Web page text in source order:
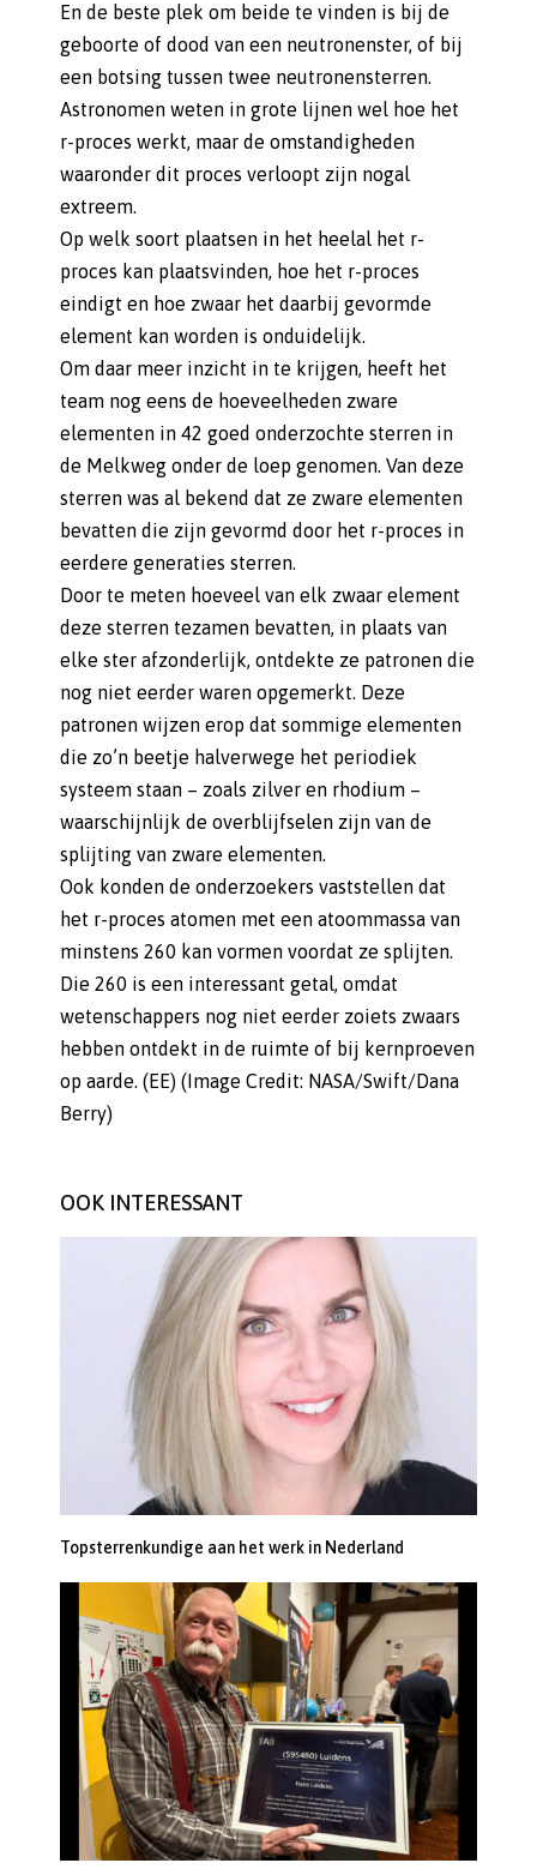
En de beste plek om beide te vinden is bij de
geboorte of dood van een neutronenster, of bij
een botsing tussen twee neutronensterren.
Astronomen weten in grote lijnen wel hoe het
r-proces werkt, maar de omstandigheden
waaronder dit proces verloopt zijn nogal
extreem.
Op welk soort plaatsen in het heelal het r-
proces kan plaatsvinden, hoe het r-proces
eindigt en hoe zwaar het daarbij gevormde
element kan worden is onduidelijk.
Om daar meer inzicht in te krijgen, heeft het
team nog eens de hoeveelheden zware
elementen in 42 goed onderzochte sterren in
de Melkweg onder de loep genomen. Van deze
sterren was al bekend dat ze zware elementen
bevatten die zijn gevormd door het r-proces in
eerdere generaties sterren.
Door te meten hoeveel van elk zwaar element
deze sterren tezamen bevatten, in plaats van
elke ster afzonderlijk, ontdekte ze patronen die
nog niet eerder waren opgemerkt. Deze
patronen wijzen erop dat sommige elementen
die zo’n beetje halverwege het periodiek
systeem staan – zoals zilver en rhodium –
waarschijnlijk de overblijfselen zijn van de
splijting van zware elementen.
Ook konden de onderzoekers vaststellen dat
het r-proces atomen met een atoommassa van
minstens 260 kan vormen voordat ze splijten.
Die 260 is een interessant getal, omdat
wetenschappers nog niet eerder zoiets zwaars
hebben ontdekt in de ruimte of bij kernproeven
op aarde. (EE) (Image Credit: NASA/Swift/Dana
Berry)
OOK INTERESSANT
Topsterrenkundige aan het werk in Nederland